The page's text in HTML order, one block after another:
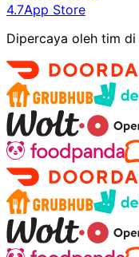
4.7App Store
Dipercaya oleh tim di